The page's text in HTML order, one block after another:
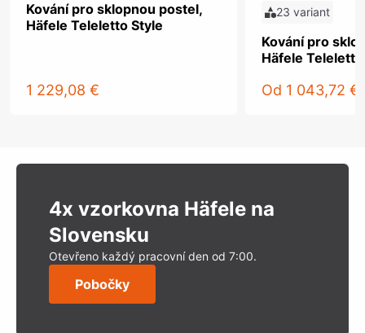
Kování pro sklopnou postel,
Häfele Teleletto Style
1 229,08 €
23 variant
Kování pro
Häfele
Od 1 043,72 €
4x vzorkovna Häfele na
Slovensku
Otevřeno každý pracovní den od 7:00.
Pobočky